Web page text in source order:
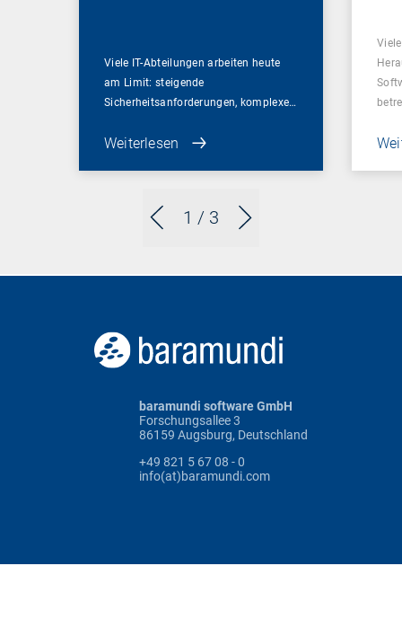
1 / 3
Viele IT-Abteilungen arbeiten heute
am Limit: steigende
Sicherheitsanforderungen, komplexe…
Weiterlesen
baramundi software GmbH
Forschungsallee 3
86159 Augsburg, Deutschland
+49 821 5 67 08 - 0
info(at)baramundi.com